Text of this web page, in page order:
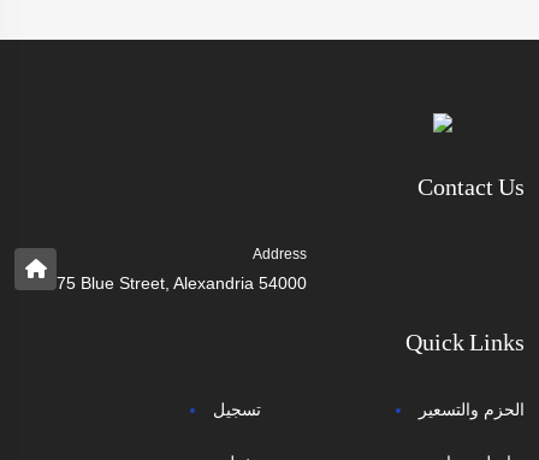
Contact Us
Address
75 Blue Street, Alexandria 54000
Quick Links
تسجيل الحزم والتسعير